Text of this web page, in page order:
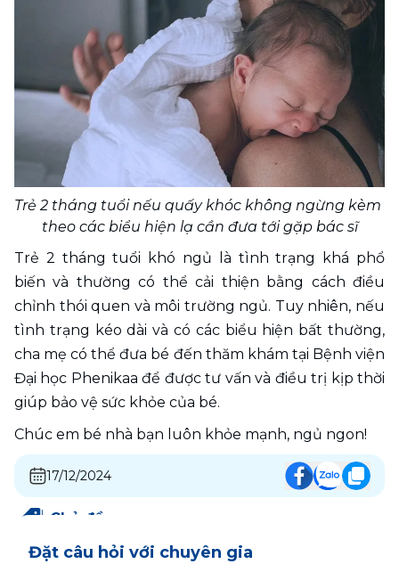
Trẻ 2 tháng tuổi nếu quấy khóc không ngừng kèm
theo các biểu hiện lạ cần đưa tới gặp bác sĩ
Trẻ 2 tháng tuổi khó ngủ là tình trạng khá phổ
biến và thường có thể cải thiện bằng cách điều
chỉnh thói quen và môi trường ngủ. Tuy nhiên, nếu
tình trạng kéo dài và có các biểu hiện bất thường,
cha mẹ có thể đưa bé đến thăm khám tại Bệnh viện
Đại học Phenikaa để được tư vấn và điều trị kịp thời
giúp bảo vệ sức khỏe của bé.
Chúc em bé nhà bạn luôn khỏe mạnh, ngủ ngon!
17/12/2024
Chủ đề
Đặt câu hỏi với chuyên gia